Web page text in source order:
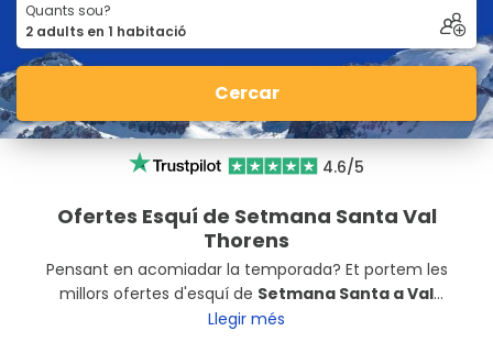
Quants sou?
Cercar
4.6/5
Ofertes Esquí de Setmana Santa Val
Thorens
Pensant en acomiadar la temporada? Et portem les
millors ofertes d'esquí de Setmana Santa a Val
perquè aprofitis al màxim les teves vacances.
Llegir més